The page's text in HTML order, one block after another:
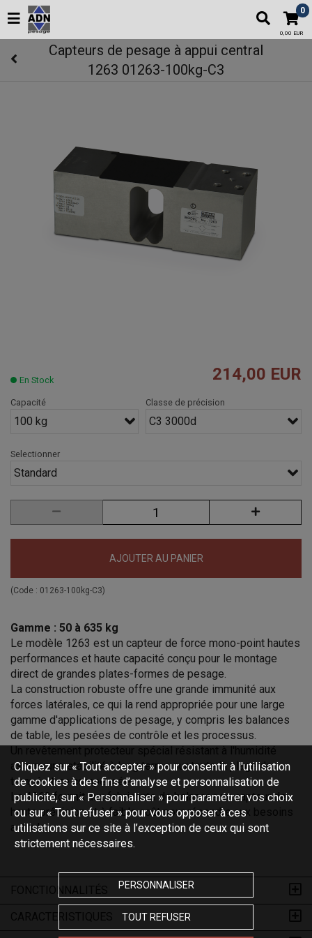
0
0,00 EUR
Capteurs de pesage à appui central
1263 01263-100kg-C3
En Stock 214,00 EUR
Capacité
100 kg
Classe de précision
C3 3000d
Selectionner
Standard
AJOUTER AU PANIER
(Code : 01263-100kg-C3)
Gamme : 50 à 635 kg
Le modèle 1263 est un capteur de force mono-point hautes
performances et haute capacité conçu pour le montage
direct de grandes plates-formes de pesage.
La construction robuste offre une grande immunité aux
forces latérales, ce qui la rend appropriée pour une large
gamme d'applications de pesage, y compris les balances
de table, les pesées de contrôle et les processus.
assure une stabilité à long terme sur toute la plage de
température compensée.
Le 1263 fournit aux fabricants de balances un capteur de
haute précision et à faible coût pour répondre aux besoins
actuels.
Cliquez sur « Tout accepter » pour consentir à l'utilisation
de cookies à des fins d’analyse et personnalisation de
publicité, sur « Personnaliser » pour paramétrer vos choix
ou sur « Tout refuser » pour vous opposer à ces
utilisations sur ce site à l’exception de ceux qui sont
strictement nécessaires.
PERSONNALISER
TOUT REFUSER